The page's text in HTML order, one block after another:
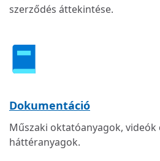
szerződés áttekintése.
Dokumentáció
Műszaki oktatóanyagok, videók
háttéranyagok.